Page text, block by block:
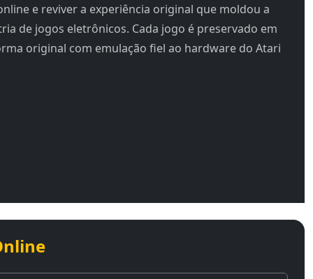
e reviver a experiência original que moldou a
de jogos eletrônicos. Cada jogo é preservado em
original com emulação fiel ao hardware do Atari